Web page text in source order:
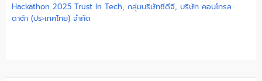
Hackathon 2025 Trust In Tech, กลุ่มบริษัทซีดีจี, บริษัท คอนโทรล
ดาต้า (ประเทศไทย) จำกัด